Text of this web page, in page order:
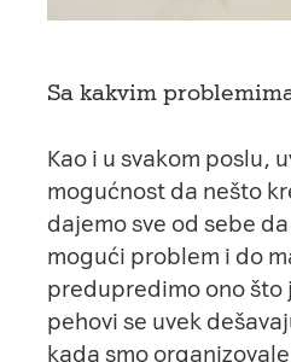
Sa kakvim
Kao i u svakom poslu,
mogućnost da nešto
dajemo sve od sebe
mogući problem i do
predupredimo ono što
pehovi se uvek
kada smo